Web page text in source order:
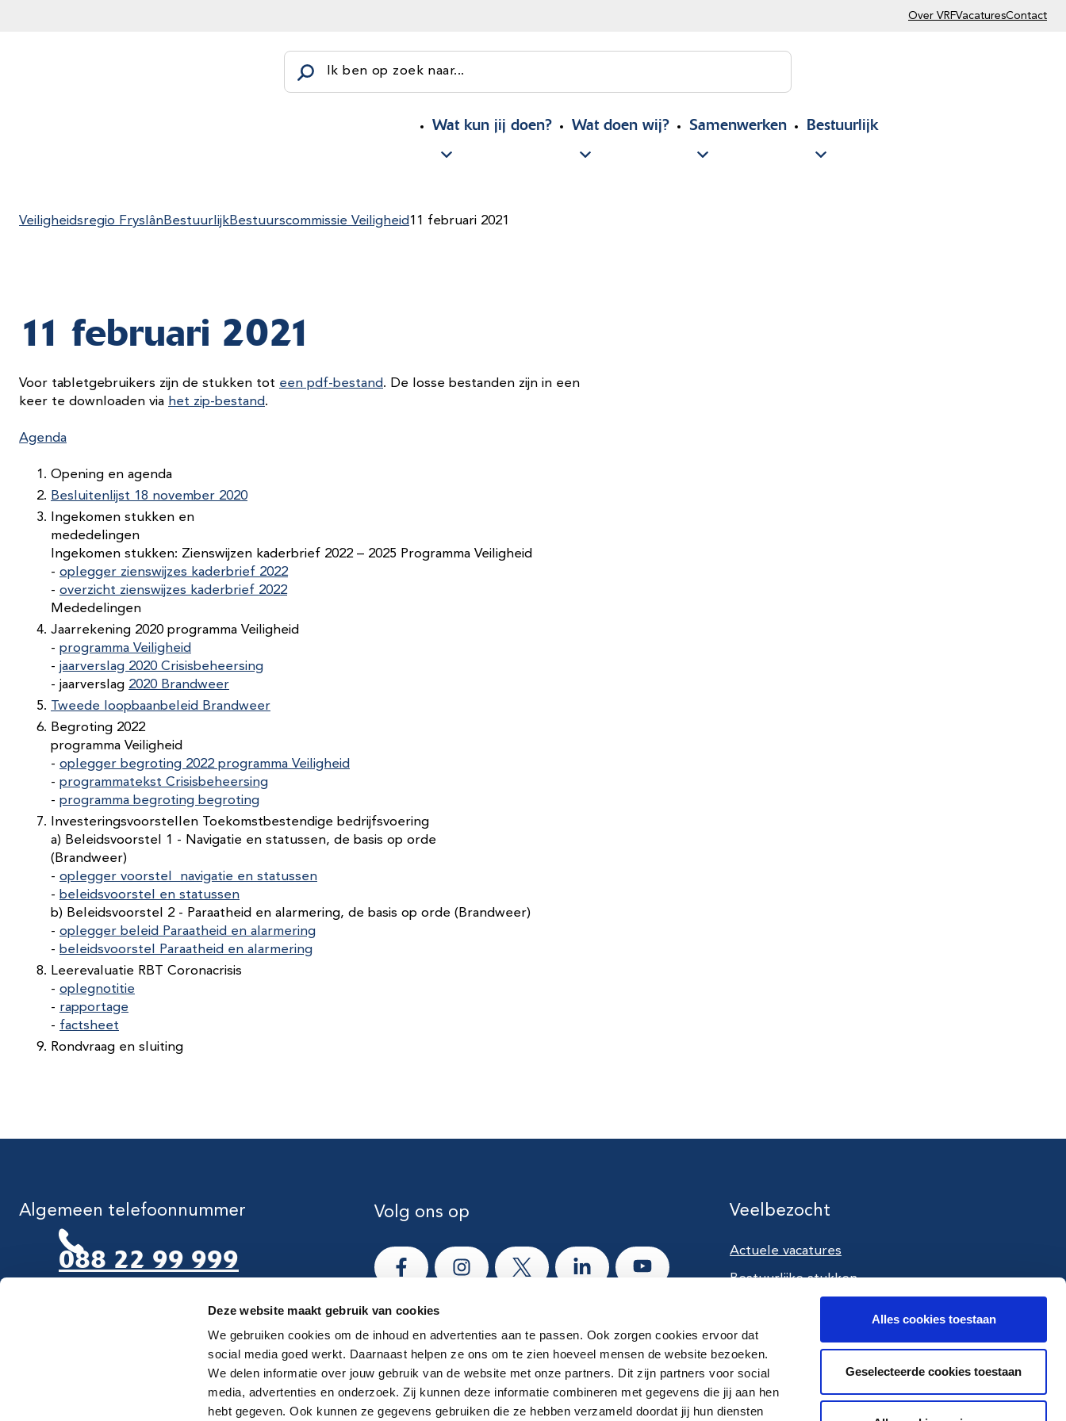
Deze website maakt gebruik van cookies
We gebruiken cookies om de inhoud en advertenties aan te passen. Ook zorgen cookies ervoor dat
social media goed werkt. Daarnaast helpen ze ons om te zien hoeveel mensen de website bezoeken.
We delen informatie over jouw gebruik van de website met onze partners. Dit zijn partners voor social
media, advertenties en onderzoek. Zij kunnen deze informatie combineren met gegevens die jij aan hen
hebt gegeven. Ook kunnen ze gegevens gebruiken die ze hebben verzameld doordat jij hun diensten
Alles cookies toestaan
Geselecteerde cookies toestaan
Wat kun jij doen? Wat doen wij? Samenwerken Bestuurlijk
Over VRFVacaturesContact
Ik ben op zoek naar...
Veiligheidsregio FryslânBestuurlijkBestuurscommissie Veiligheid11 februari 2021
11 februari 2021
Voor tabletgebruikers zijn de stukken tot een pdf-bestand. De losse bestanden zijn in een
keer te downloaden via het zip-bestand.
Agenda
Opening en agenda
Besluitenlijst 18 november 2020
Ingekomen stukken en
mededelingen
Ingekomen stukken: Zienswijzen kaderbrief 2022 – 2025 Programma Veiligheid
- oplegger zienswijzes kaderbrief 2022
- overzicht zienswijzes kaderbrief 2022
Mededelingen
Jaarrekening 2020 programma Veiligheid
- programma Veiligheid
- jaarverslag 2020 Crisisbeheersing
- jaarverslag 2020 Brandweer
Tweede loopbaanbeleid Brandweer
Begroting 2022
programma Veiligheid
- oplegger begroting 2022 programma Veiligheid
- programmatekst Crisisbeheersing
- programma begroting begroting
Investeringsvoorstellen Toekomstbestendige bedrijfsvoering
a) Beleidsvoorstel 1 - Navigatie en statussen, de basis op orde
(Brandweer)
- oplegger voorstel navigatie en statussen
- beleidsvoorstel en statussen
b) Beleidsvoorstel 2 - Paraatheid en alarmering, de basis op orde (Brandweer)
- oplegger beleid Paraatheid en alarmering
- beleidsvoorstel Paraatheid en alarmering
Leerevaluatie RBT Coronacrisis
- oplegnotitie
- rapportage
- factsheet
Rondvraag en sluiting
Algemeen telefoonnummer
088 22 99 999
Maandag t/m vrijdag van 8.00-17.00 uur
Volg ons op
Ga naar Facebook
Ga naar Instagram
Ga naar XGa naar LinkedInGa naar Youtube
Veelbezocht
Actuele vacatures
Bestuurlijke stukken
Werken als crisisfunctionaris
Contact en route